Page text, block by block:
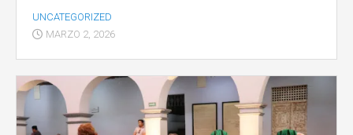
UNCATEGORIZED
MARZO 2, 2026